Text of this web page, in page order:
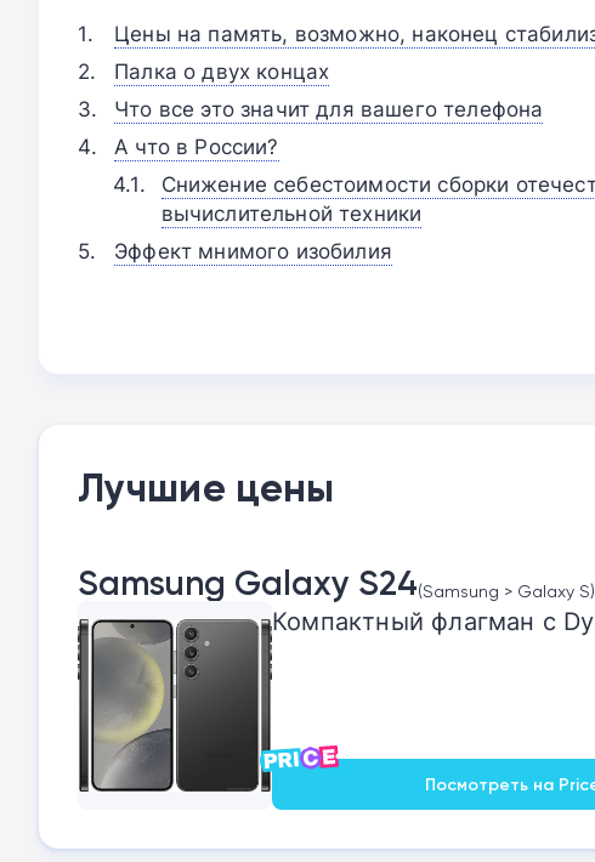
Цены на память, возможно, наконец
Палка о двух концах
Что все это значит для вашего телефона
А что в России?
Снижение себестоимости сборки
вычислительной техники
Эффект мнимого изобилия
Лучшие цены
Samsung Galaxy S24(Samsung > Galaxy
Компактный флагман с
Посмотреть на